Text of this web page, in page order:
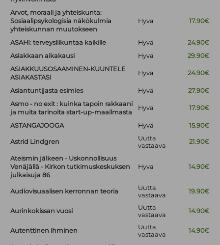
Arvot, moraali ja yhteiskunta:
Sosiaalipsykologisia näkökulmia
yhteiskunnan muutokseen
Hyvä 17.90€
ASAHI: terveysliikuntaa kaikille Hyvä
24.90€
Asiakkaan aikakausi
Hyvä
29.90€
ASIAKKUUSOSAAMINEN-KUUNTELE
ASIAKASTASI
Hyvä 24.90€
Asiantuntijasta esimies Hyvä
27.90€
Asmo - no exit : kuinka tapoin rakkaani
ja muita tarinoita start-up-maailmasta
Hyvä 17.90€
ASTANGAJOOGA Hyvä 15.90€
Astrid Lindgren
Uutta
vastaava
21.90€
Ateismin jälkeen - Uskonnollisuus
Venäjällä - Kirkon tutkimuskeskuksen
julkaisuja 86
Hyvä 14.90€
Audiovisuaalisen kerronnan teoria
Uutta
vastaava
19.90€
Aurinkokissan vuosi
Uutta
vastaava
14.90€
Autenttinen ihminen
Uutta
vastaava
14.90€